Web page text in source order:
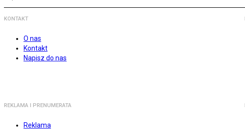
KONTAKT
O nas
Kontakt
Napisz do nas
REKLAMA I PRENUMERATA
Reklama